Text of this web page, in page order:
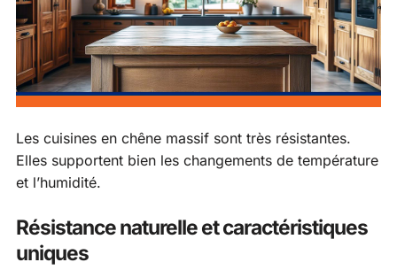
Les cuisines en chêne massif sont très résistantes.
Elles supportent bien les changements de température
et l’humidité.
Résistance naturelle et caractéristiques
uniques